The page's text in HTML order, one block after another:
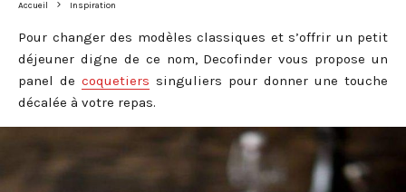
Accueil Inspiration
Pour changer des modèles classiques et s’offrir un petit
déjeuner digne de ce nom, Decofinder vous propose un
panel de coquetiers singuliers pour donner une touche
décalée à votre repas.